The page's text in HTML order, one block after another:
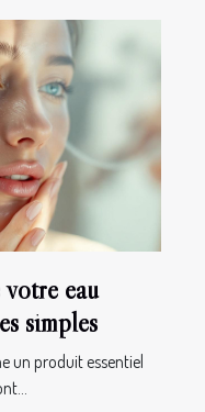
eau
simples
un produit essentiel